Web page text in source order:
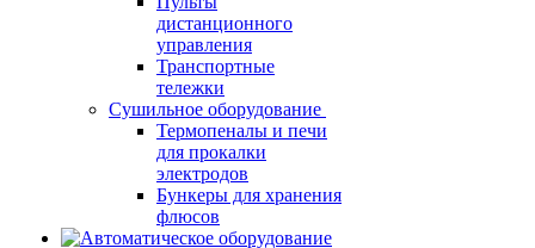
дистанционного
управления
Транспортные
тележки
Сушильное оборудование
Термопеналы и печи
для прокалки
электродов
Бункеры для хранения
флюсов